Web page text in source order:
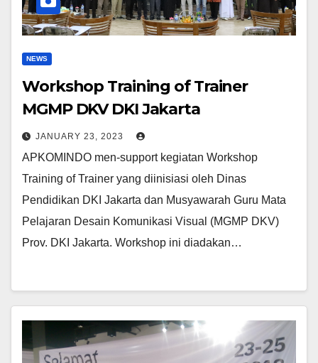
NEWS
Workshop Training of Trainer
MGMP DKV DKI Jakarta
JANUARY 23, 2023
APKOMINDO men-support kegiatan Workshop
Training of Trainer yang diinisiasi oleh Dinas
Pendidikan DKI Jakarta dan Musyawarah Guru Mata
Pelajaran Desain Komunikasi Visual (MGMP DKV)
Prov. DKI Jakarta. Workshop ini diadakan…